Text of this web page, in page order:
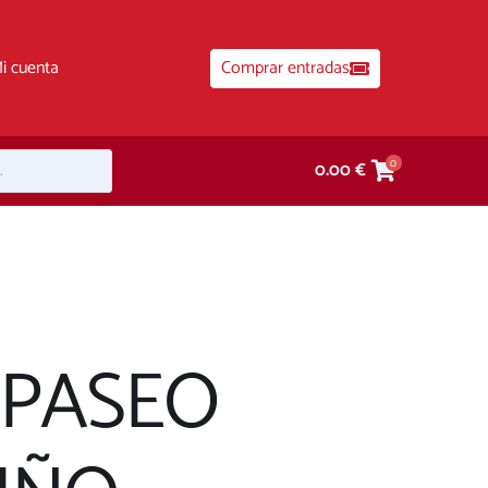
cuenta Comprar entradas
0.00€ 0